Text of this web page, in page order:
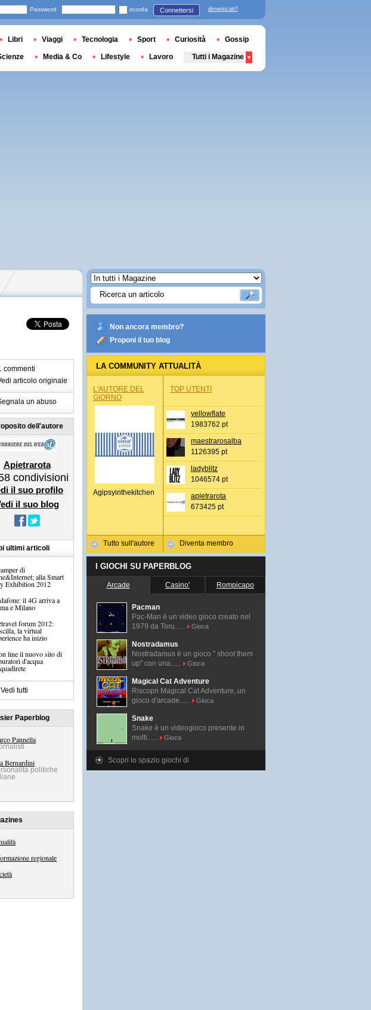
commenti
articolo originale
un abuso
dell'autore
Apietrarota
condivisioni
il suo profilo
il suo blog
ultimi articoli
di
alla Smart
Exhibition 2012
il 4G arriva a
e Milano
forum 2012:
la virtual
ha inizio
line il nuovo sito di
d'acqua
Vedi tutti
Paperblog
Pannella
Bernardini
politiche
regionale
Non ancora membro?
Proponi il tuo blog
LA COMMUNITY ATTUALITÀ
L'AUTORE DEL
GIORNO
Agipsyinthekitchen
Tutto sull'autore
TOP UTENTI
yellowflate
1983762 pt
maestrarosalba
1126395 pt
ladyblitz
1046574 pt
apietrarota
673425 pt
Diventa membro
I GIOCHI SU PAPERBLOG
Arcade Casino' Rompicapo
Pacman
Pac-Man é un video gioco creato nel
1979 da Toru......
Gioca
Nostradamus
Nostradamus è un gioco " shoot them
up" con una......
Gioca
Magical Cat Adventure
Riscopri Magical Cat Adventure, un
gioco d'arcade......
Gioca
Snake
Snake è un videogioco presente in
molti......
Gioca
Scopri lo spazio giochi di
Password ricorda Connettersi dimenticati?
Libri Viaggi Tecnologia Sport Curiosità Gossip
Media & Co Lifestyle Lavoro Tutti i Magazine